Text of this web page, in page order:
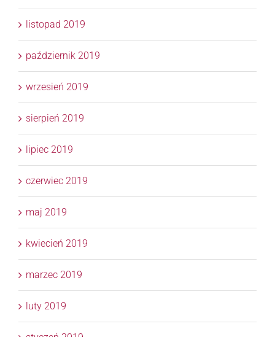
listopad 2019
październik 2019
wrzesień 2019
sierpień 2019
lipiec 2019
czerwiec 2019
maj 2019
kwiecień 2019
marzec 2019
luty 2019